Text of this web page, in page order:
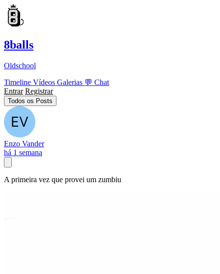
8balls
Oldschool
Timeline Vídeos Galerias 💬 Chat
Entrar Registrar
Todos os Posts
Enzo Vander
há 1 semana
A primeira vez que provei um zumbiu